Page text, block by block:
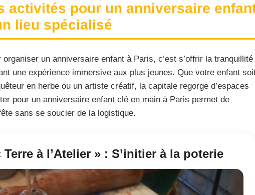
activités pour un anniversaire
lieu spécialisé
un anniversaire enfant à Paris, c’est s’offrir la tranquillité
une expérience immersive aux plus jeunes. Que votre enfant
en herbe ou un artiste créatif, la capitale regorge d’espaces
pour un anniversaire enfant clé en main à Paris permet de
sans se soucier de la logistique.
à l’Atelier » : S’initier à la poterie